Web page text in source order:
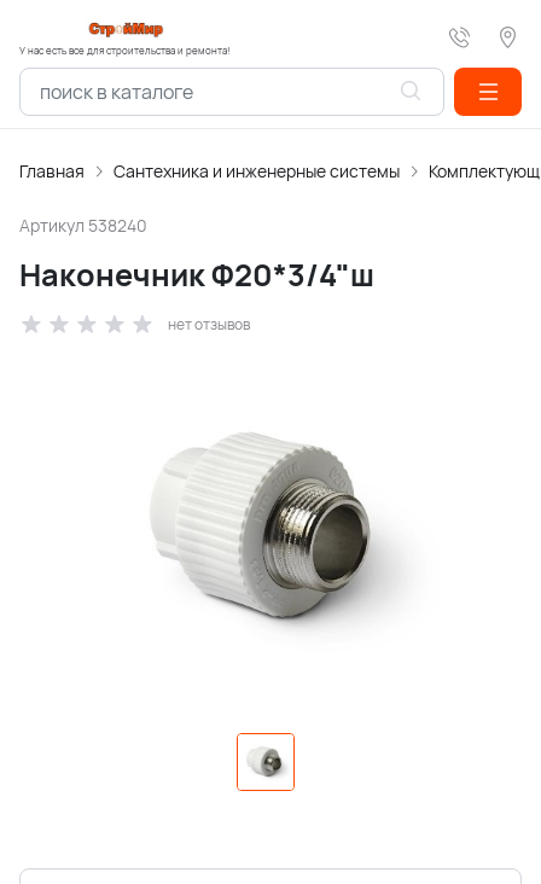
У нас есть все для строительства и ремонта!
Главная Сантехника и инженерные системы
Артикул 538240
Наконечник Ф20*3/4"ш
нет отзывов